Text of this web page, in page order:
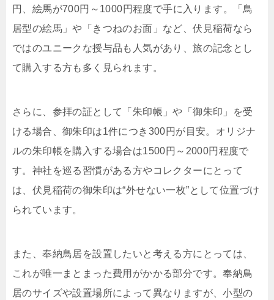
円、絵馬が700円～1000円程度で手に入ります。「鳥
居型の絵馬」や「きつねのお面」など、伏見稲荷なら
ではのユニークな授与品も人気があり、旅の記念とし
て購入する方も多く見られます。
さらに、参拝の証として「朱印帳」や「御朱印」を受
ける場合、御朱印は1件につき300円が目安。オリジナ
ルの朱印帳を購入する場合は1500円～2000円程度で
す。神社を巡る習慣がある方やコレクターにとって
は、伏見稲荷の御朱印は“外せない一枚”として位置づけ
られています。
また、奉納鳥居を設置したいと考える方にとっては、
これが唯一まとまった費用がかかる部分です。奉納鳥
居のサイズや設置場所によって異なりますが、小型の